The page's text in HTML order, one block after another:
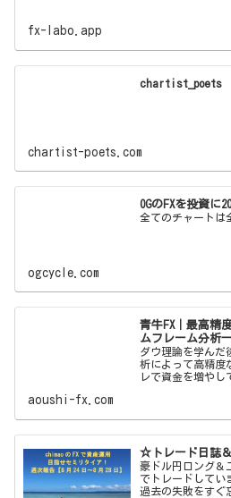
fx-labo.app
chartist_poets
chartist-poets.com
OGのFXを投資に
全てのチャートは
ogcycle.com
青牛FX｜最高精
ムフレーム分析
ダウ理論を学んだ
析によって高精度
レで資金を増やし
aoushi-fx.com
☆トレード日誌
豪ドル円ロング＆
でトレードしてい
過去の失敗をすぐ